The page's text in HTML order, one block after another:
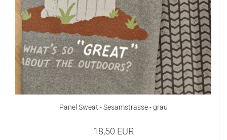
Panel Sweat - Sesamstrasse - grau
18,50 EUR